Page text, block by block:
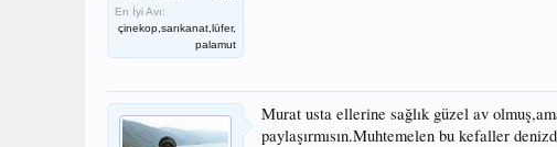
En İyi Avı:
çinekop,sarıkanat,lüfer,
palamut
Murat usta ellerine sağlık güzel av
paylaşırmısın.Muhtemelen bu kefaller